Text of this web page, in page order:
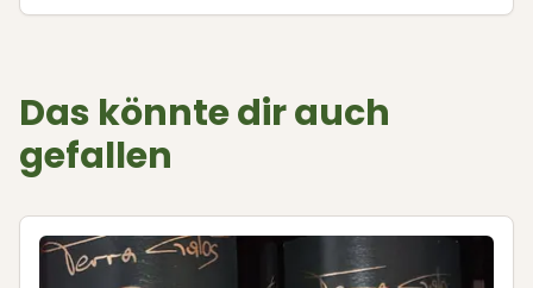
Das könnte dir auch
gefallen